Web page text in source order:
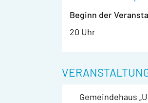
Beginn der
20 Uhr
Gemeindehaus